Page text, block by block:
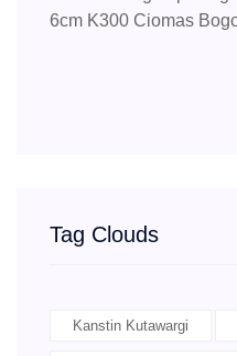
Tag Clouds
Kanstin Kutawargi